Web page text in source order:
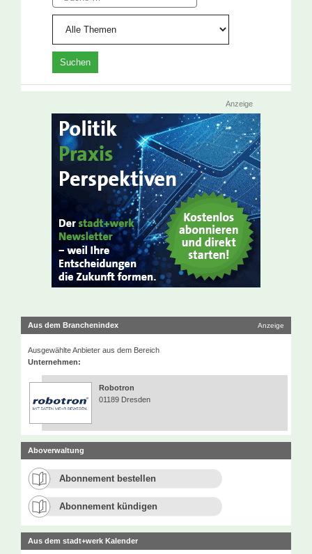
Anzeige
Aus dem Branchenindex Anzeige
Ausgewählte Anbieter aus dem Bereich
Unternehmen:
Robotron
01189 Dresden
Aboverwaltung
Abonnement bestellen
Abonnement kündigen
Aus dem stadt+werk Kalender